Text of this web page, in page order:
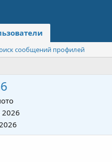
сообщений профилей